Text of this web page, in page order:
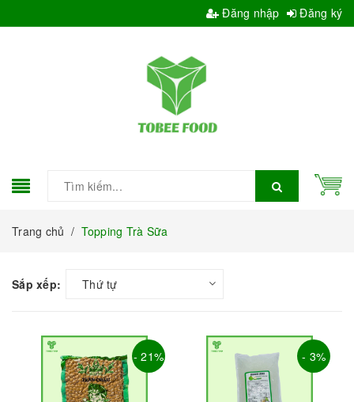
Đăng nhập Đăng ký
Trang chủ / Topping Trà Sữa
Sắp xếp: Thứ tự
- 21% - 3%